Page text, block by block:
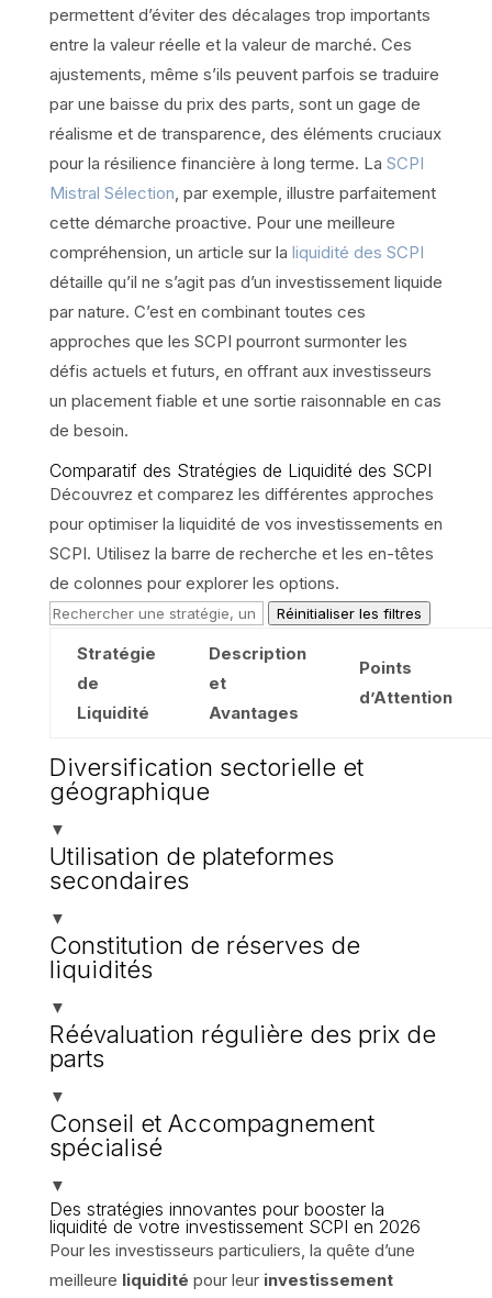
permettent d’éviter des décalages trop importants
entre la valeur réelle et la valeur de marché. Ces
ajustements, même s’ils peuvent parfois se traduire
par une baisse du prix des parts, sont un gage de
réalisme et de transparence, des éléments cruciaux
pour la résilience financière à long terme. La SCPI
Mistral Sélection, par exemple, illustre parfaitement
cette démarche proactive. Pour une meilleure
compréhension, un article sur la liquidité des SCPI
détaille qu’il ne s’agit pas d’un investissement liquide
par nature. C’est en combinant toutes ces
approches que les SCPI pourront surmonter les
défis actuels et futurs, en offrant aux investisseurs
un placement fiable et une sortie raisonnable en cas
de besoin.
Comparatif des Stratégies de Liquidité des SCPI
Découvrez et comparez les différentes approches
pour optimiser la liquidité de vos investissements en
SCPI. Utilisez la barre de recherche et les en-têtes
de colonnes pour explorer les options.
Réinitialiser les filtres
Stratégie
de
Liquidité
Description
et
Avantages
Points
d’Attention
Diversification sectorielle et
géographique
▼
Utilisation de plateformes
secondaires
▼
Constitution de réserves de
liquidités
▼
Réévaluation régulière des prix de
parts
▼
Conseil et Accompagnement
spécialisé
▼
Des stratégies innovantes pour booster la
liquidité de votre investissement SCPI en 2026
Pour les investisseurs particuliers, la quête d’une
meilleure liquidité pour leur investissement